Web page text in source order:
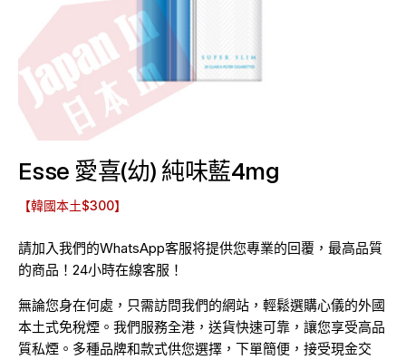
Esse 愛喜(幼) 純味藍4mg
【韓國本土$300】
請加入我們的WhatsApp客服将提供您專業的回覆，最高品質
的商品！24小時在線客服！
無論您身在何處，只需訪問我們的網站，輕鬆選購心儀的外國
本土式免稅煙。我們服務全港，送貨快速可靠，讓您享受高品
質私煙。多種品牌和款式供您選擇，下單簡便，接受現金交